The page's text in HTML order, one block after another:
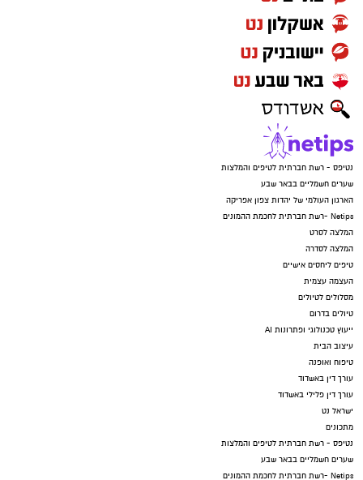
נטיפס - רשת חברתית לטיפים והמלצות
שערים חשמליים בבאר שבע
הארגון העולמי של יהדות צפון אפריקה
Netips -רשת חברתית לחכמת ההמונים
המלצה לסרט
המלצה לסדרה
טיפים ליחסים אישיים
העצמה עצמית
מסלולים לטיולים
טיולים בדרום
ייעוץ טכנולוגי ופתרונות AI
עיצוב הבית
טיפוח ואופנה
עורך דין באשדוד
עורך דין פלילי באשדוד
ישראל נט
מתכונים
נטיפס - רשת חברתית לטיפים והמלצות
שערים חשמליים בבאר שבע
Netips -רשת חברתית לחכמת ההמונים